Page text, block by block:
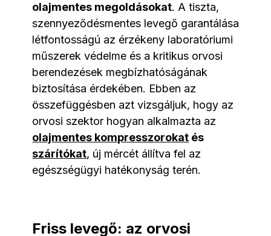
olajmentes megoldásokat. A tiszta,
szennyeződésmentes levegő garantálása
létfontosságú az érzékeny laboratóriumi
műszerek védelme és a kritikus orvosi
berendezések megbízhatóságának
biztosítása érdekében. Ebben az
összefüggésben azt vizsgáljuk, hogy az
orvosi szektor hogyan alkalmazta az
olajmentes kompresszorokat és
szárítókat, új mércét állítva fel az
egészségügyi hatékonyság terén.
Friss levegő: az orvosi